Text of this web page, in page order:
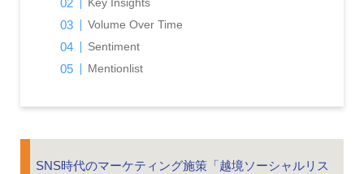
Key Insights
Volume Over Time
Sentiment
Mentionlist
SNS時代のマーケティング施策「越境ソーシャルリス